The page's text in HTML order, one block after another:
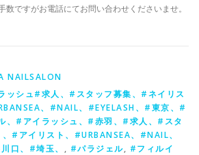
ですがお電話にてお問い合わせくださいませ。
NAILSALON
ッシュ#求人、#スタッフ募集、#ネイリス
、#NAIL、#EYELASH、#東京、#
、#アイラッシュ、#赤羽、#求人、#スタ
#アイリスト、#URBANSEA、#NAIL、
口、#埼玉、 , #パラジェル, #フィルイ